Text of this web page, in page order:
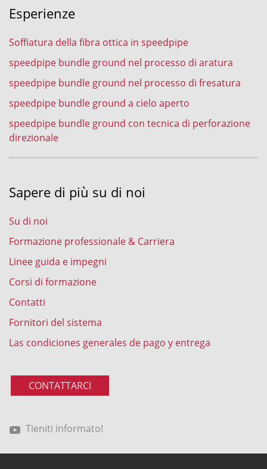
Esperienze
Soffiatura della fibra ottica in speedpipe
speedpipe bundle ground nel processo di aratura
speedpipe bundle ground nel processo di fresatura
speedpipe bundle ground a cielo aperto
speedpipe bundle ground con tecnica di perforazione
direzionale
Sapere di più su di noi
Su di noi
Formazione professionale & Carriera
Linee guida e impegni
Corsi di formazione
Contatti
Fornitori del sistema
Las condiciones generales de pago y entrega
CONTATTARCI
Tieniti informato!